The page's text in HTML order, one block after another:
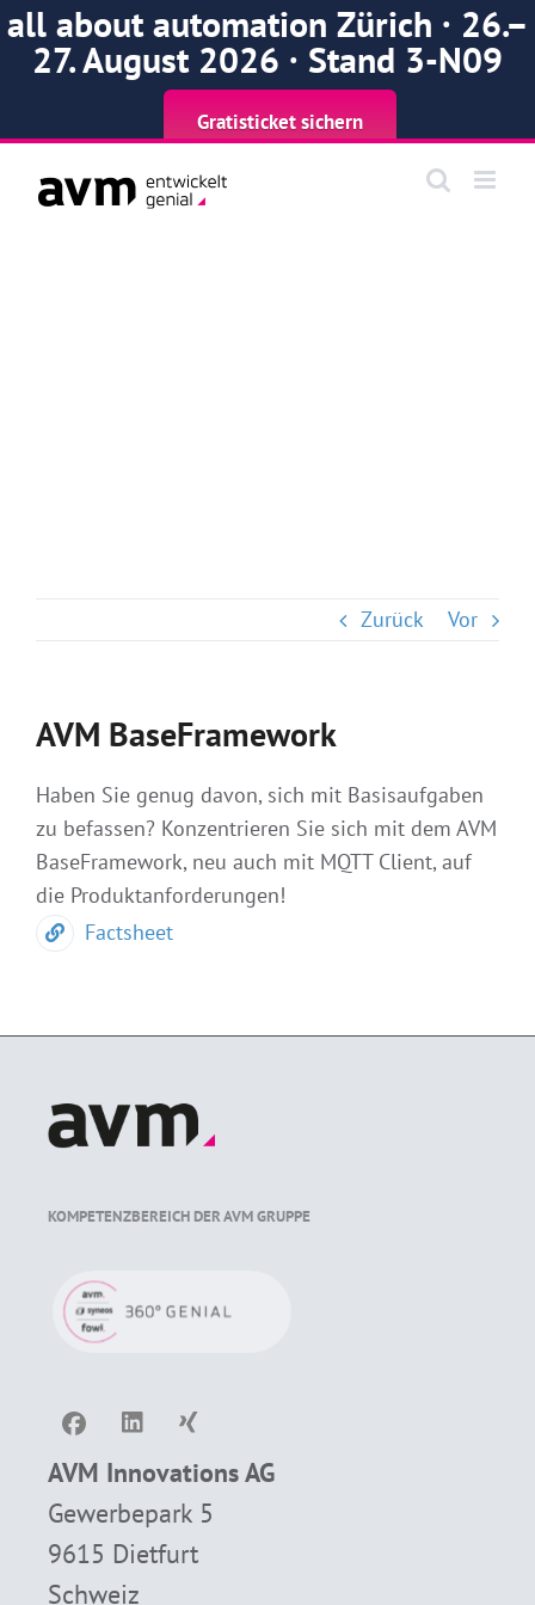
all about automation Zürich · 26.–
27. August 2026 · Stand 3-N09
Gratisticket sichern
Inhalt
Zurück Vor
AVM BaseFramework
Haben Sie genug davon, sich mit Basisaufgaben
zu befassen? Konzentrieren Sie sich mit dem AVM
BaseFramework, neu auch mit MQTT Client, auf
die Produktanforderungen!
Factsheet
KOMPETENZBEREICH DER AVM GRUPPE
AVM Innovations AG
Gewerbepark 5
9615 Dietfurt
Schweiz